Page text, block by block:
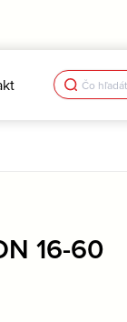
Search
for:
16-60